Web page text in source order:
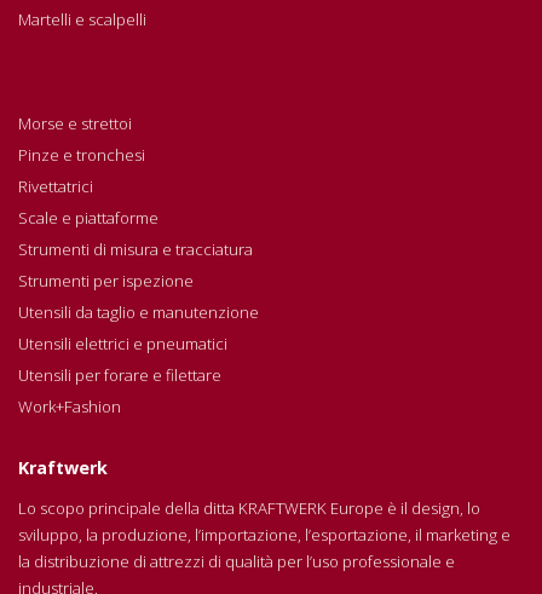
Martelli e scalpelli
Morse e strettoi
Pinze e tronchesi
Rivettatrici
Scale e piattaforme
Strumenti di misura e tracciatura
Strumenti per ispezione
Utensili da taglio e manutenzione
Utensili elettrici e pneumatici
Utensili per forare e filettare
Work+Fashion
Kraftwerk
Lo scopo principale della ditta KRAFTWERK Europe è il design, lo
sviluppo, la produzione, l’importazione, l’esportazione, il marketing e
la distribuzione di attrezzi di qualità per l’uso professionale e
industriale.